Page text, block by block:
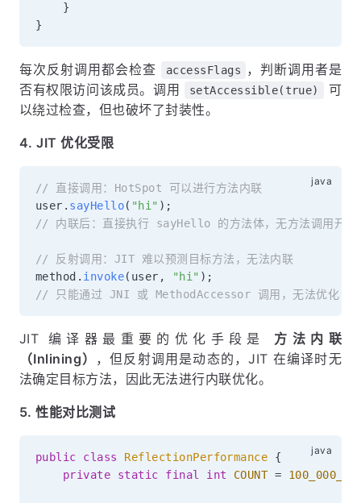
}
}
每次反射调用都会检查 accessFlags
，判断调用者是
否有权限访问该成员。调用
setAccessible(true)
可
以绕过检查，但也破坏了封装性。
4. JIT 优化受限
// 直接调用：HotSpot 可以进行方法内联
user . sayHello( "hi" ) ;
// 内联后：直接执行 sayHello 的方法体，无方法调用开销
// 反射调用：JIT 难以预测目标方法，无法内联
method . invoke( user , "hi" ) ;
// 只能通过 JNI 或 MethodAccessor 调用，无法优化
JIT 编译器最重要的优化手段是 方法内联
（Inlining）
，但反射调用是动态的，JIT 在编译时无
法确定目标方法，因此无法进行内联优化。
5. 性能对比测试
public class ReflectionPerformance
{
private
static final int COUNT =